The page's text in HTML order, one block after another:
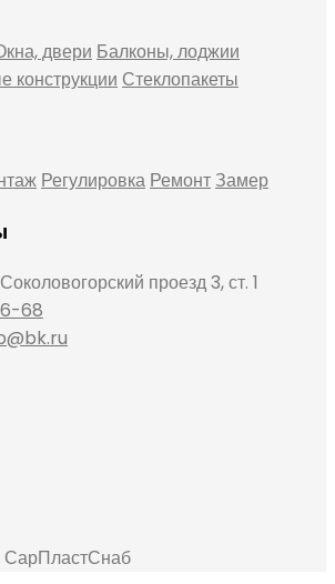
двери Балконы, лоджии
Стеклопакеты
Регулировка Ремонт Замер
проезд 3, ст. 1
68